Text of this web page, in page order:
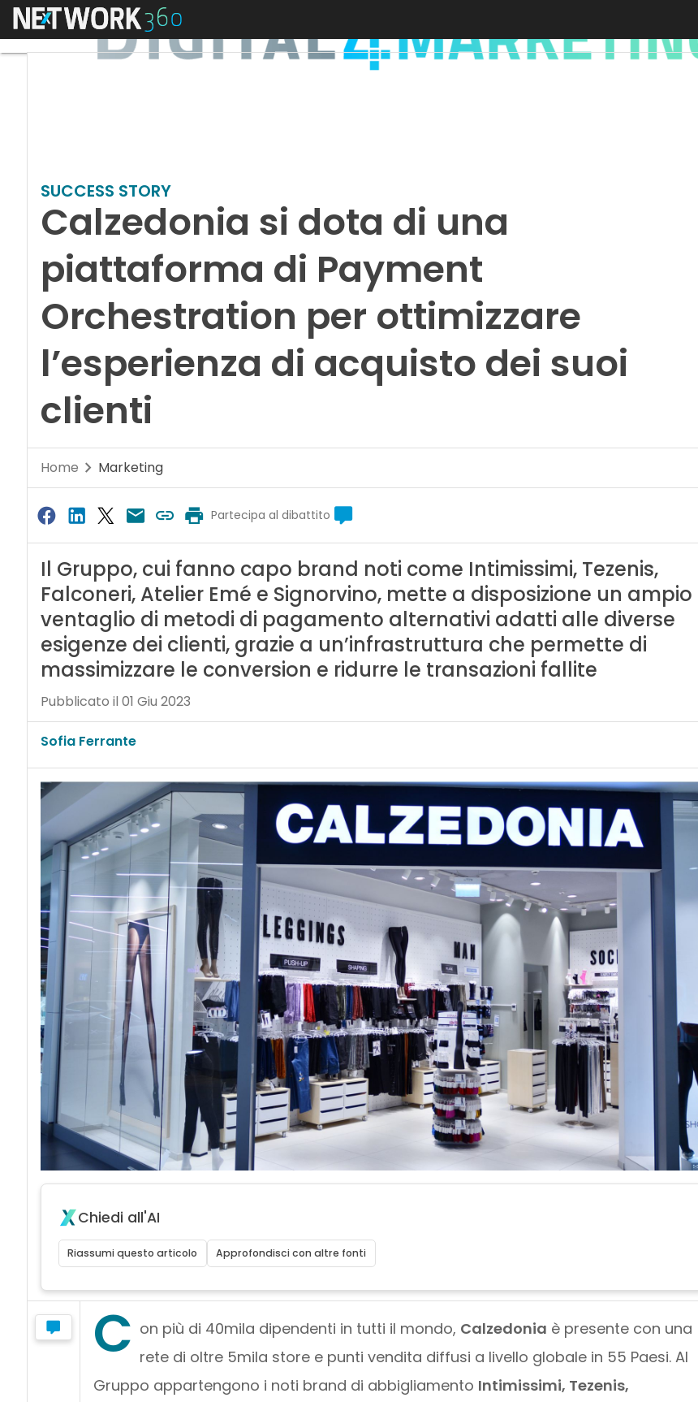
Menu
SUCCESS STORY
Calzedonia si dota di una
piattaforma di Payment
Orchestration per ottimizzare
l’esperienza di acquisto dei suoi
clienti
Home Marketing
Partecipa al dibattito
Il Gruppo, cui fanno capo brand noti come Intimissimi, Tezenis,
Falconeri, Atelier Emé e Signorvino, mette a disposizione un ampio
ventaglio di metodi di pagamento alternativi adatti alle diverse
esigenze dei clienti, grazie a un’infrastruttura che permette di
massimizzare le conversion e ridurre le transazioni fallite
Pubblicato il 01 Giu 2023
Sofia Ferrante
Chiedi all'AI
Riassumi questo articolo Approfondisci con altre fonti
C on più di 40mila dipendenti in tutti il mondo, Calzedonia è presente con una
rete di oltre 5mila store e punti vendita diffusi a livello globale in 55 Paesi. Al
Gruppo appartengono i noti brand di abbigliamento Intimissimi, Tezenis,
Customer Experience